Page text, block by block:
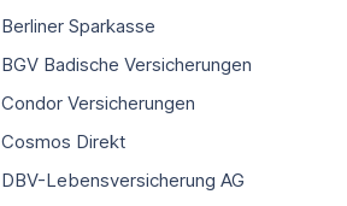
Berliner Sparkasse
BGV Badische Versicherungen
Condor Versicherungen
Cosmos Direkt
DBV-Lebensversicherung AG